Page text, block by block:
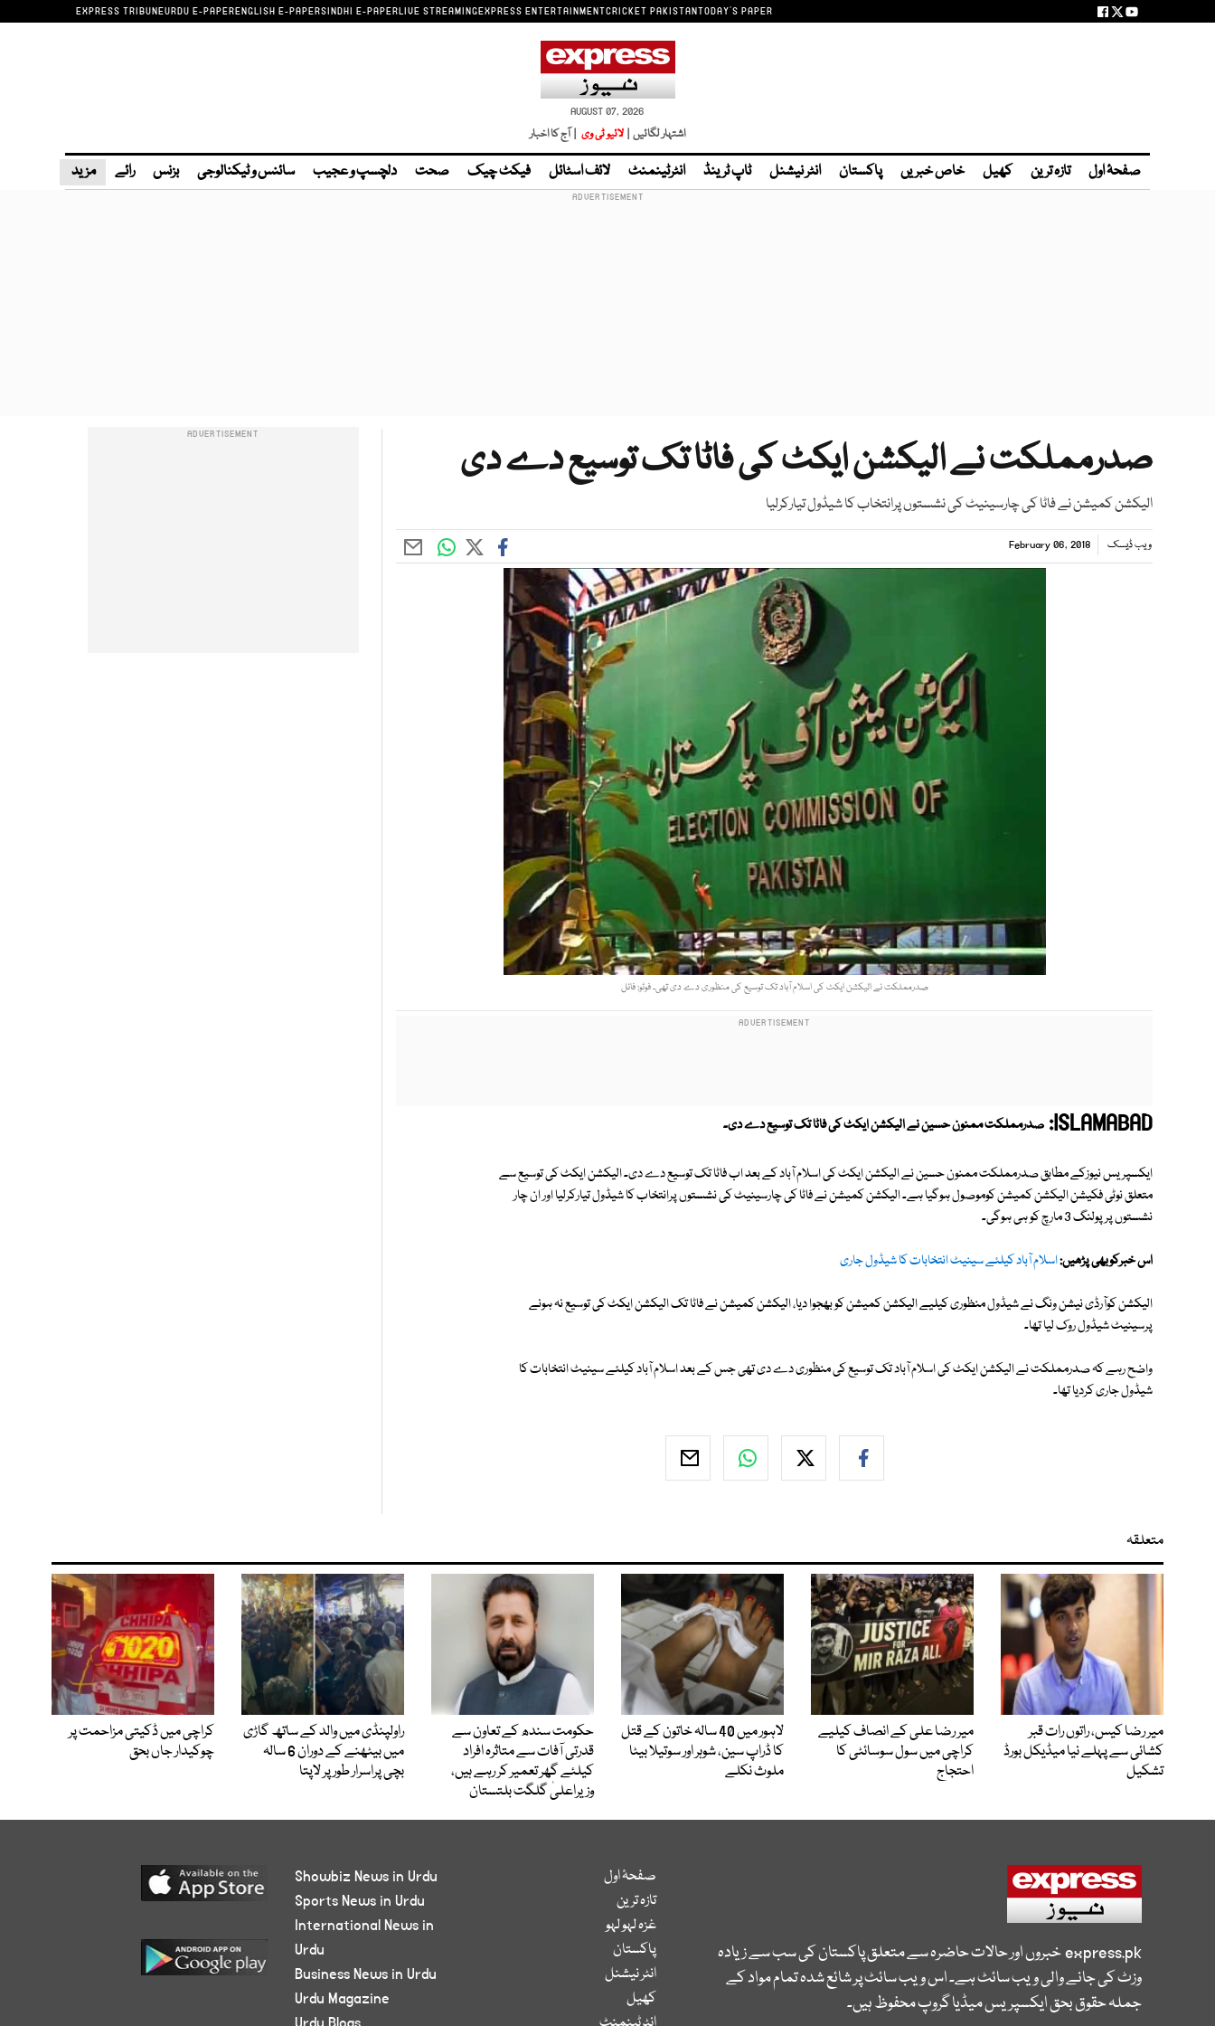
EXPRESS TRIBUNEURDU E-PAPERENGLISH E-PAPERSINDHI E-PAPERLIVE STREAMINGEXPRESS ENTERTAINMENTCRICKET PAKISTANTODAY'S PAPER
AUGUST 07, 2026
اشتہار لگائیں | لائیو ٹی وی | آج کا اخبار
صفحۂ اول تازہ ترین کھیل خاص خبریں پاکستان انٹر نیشنل ٹاپ ٹرینڈ انٹرٹینمنٹ لائف اسٹائل فیکٹ چیک صحت دلچسپ و عجیب سائنس و ٹیکنالوجی بزنس رائے مزید
صدرمملکت نے الیکشن ایکٹ کی فاٹا تک توسیع دے دی
الیکشن کمیشن نے فاٹا کی چارسینیٹ کی نشستوں پرانتخاب کا شیڈول تیارکرلیا
ویب ڈیسک February 06, 2018
صدرمملکت نے الیکشن ایکٹ کی اسلام آباد تک توسیع کی منظوری دے دی تھی۔ فوٹو: فائل
ISLAMABAD: صدرمملکت ممنون حسین نے الیکشن ایکٹ کی فاٹا تک توسیع دے دی۔
ایکسپریس نیوزکے مطابق صدرمملکت ممنون حسین نے الیکشن ایکٹ کی اسلام آباد کے بعد اب فاٹا تک توسیع دے دی۔ الیکشن ایکٹ کی توسیع سے
متعلق نوٹی فکیشن الیکشن کمیشن کوموصول ہوگیا ہے۔ الیکشن کمیشن نے فاٹا کی چارسینیٹ کی نشستوں پرانتخاب کا شیڈول تیارکرلیا اور ان چار
نشستوں پر پولنگ 3 مارچ کو ہی ہوگی۔
اس خبرکوبھی پڑھیں:اسلام آباد کیلئے سینیٹ انتخابات کا شیڈول جاری
الیکشن کوآرڈی نیشن ونگ نے شیڈول منظوری کیلیے الیکشن کمیشن کو بھجوا دیا، الیکشن کمیشن نے فاٹا تک الیکشن ایکٹ کی توسیع نہ ہونے
پرسینیٹ شیڈول روک لیا تھا۔
واضح رہے کہ صدرمملکت نے الیکشن ایکٹ کی اسلام آباد تک توسیع کی منظوری دے دی تھی جس کے بعد اسلام آباد کیلئے سینیٹ انتخابات کا
شیڈول جاری کردیا تھا۔
متعلقہ
میر رضا کیس، راتوں رات قبر
کشائی سے پہلے نیا میڈیکل بورڈ
تشکیل
میر رضا علی کے انصاف کیلیے
کراچی میں سول سوسائٹی کا
احتجاج
لاہور میں 40 سالہ خاتون کے قتل
کا ڈراپ سین، شوہر اور سوتیلا بیٹا
ملوث نکلے
حکومت سندھ کے تعاون سے
قدرتی آفات سے متاثرہ افراد
کیلئے گھر تعمیر کر رہے ہیں،
وزیراعلیٰ گلگت بلتستان
راولپنڈی میں والد کے ساتھ گاڑی
میں بیٹھنے کے دوران 6 سالہ
بچی پراسرار طور پر لاپتا
کراچی میں ڈکیتی مزاحمت پر
چوکیدار جاں بحق
express.pkخبروں اور حالات حاضرہ سے متعلق پاکستان کی سب سے زیادہ
وزٹ کی جانے والی ویب سائٹ ہے۔ اس ویب سائٹ پر شائع شدہ تمام مواد کے
جملہ حقوق بحق ایکسپریس میڈیا گروپ محفوظ ہیں۔
صفحۂ اول
تازہ ترین
غزہ لہو لہو
پاکستان
انٹر نیشنل
کھیل
Showbiz News in Urdu
Sports News in Urdu
International News in
Urdu
Business News in Urdu
Urdu Magazine